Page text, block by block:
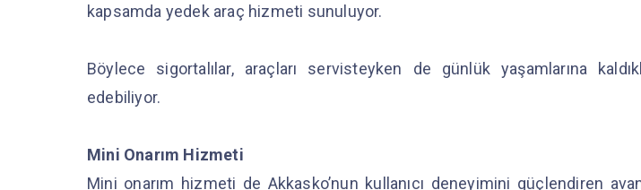
kapsamda yedek araç hizmeti sunuluyor.
Böylece sigortalılar, araçları servisteyken de günlük yaşamlarına
edebiliyor.
Mini Onarım Hizmeti
Mini onarım hizmeti de Akkasko’nun kullanıcı deneyimini güçlendiren